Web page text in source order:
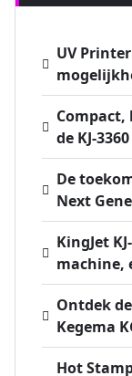
UV
de KJ-
De
Next
KingJet
machine,
Ontdek
Kegema
Hot